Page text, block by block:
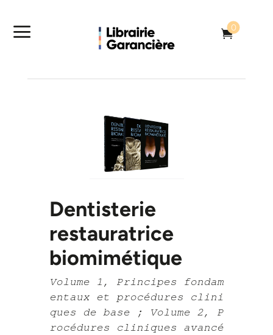
a 
0
Dentisterie
restauratrice
biomimétique
Volume 1, Principes fondam
entaux et procédures clini
ques de base ; Volume 2, P
rocédures cliniques avancé